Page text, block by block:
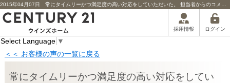
採用情報 ログイン
Select Language ▼
＜＜ お客様の声の一覧に戻る
常にタイムリーかつ満足度の高い対応をしてい